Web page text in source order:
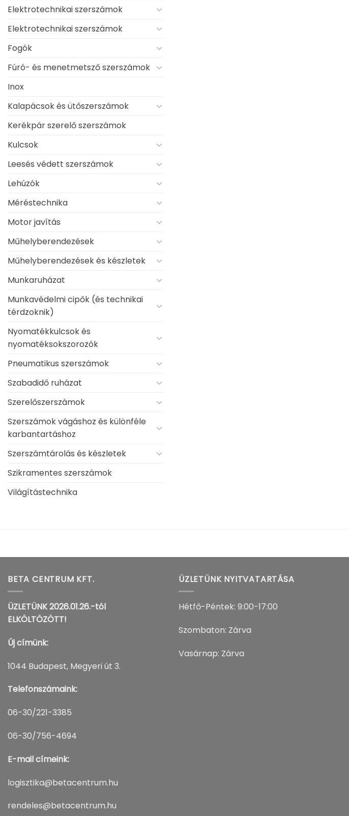
Elektrotechnikai szerszámok
Elektrotechnikai szerszámok
Fogók
Fúró- és menetmetsző szerszámok
Inox
Kalapácsok és ütőszerszámok
Kerékpár szerelő szerszámok
Kulcsok
Leesés védett szerszámok
Lehúzók
Méréstechnika
Motor javítás
Műhelyberendezések
Műhelyberendezések és készletek
Munkaruházat
Munkavédelmi cipők (és technikai
térdzoknik)
Nyomatékkulcsok és
nyomatéksokszorozók
Pneumatikus szerszámok
Szabadidő ruházat
Szerelőszerszámok
Szerszámok vágáshoz és különféle
karbantartáshoz
Szerszámtárolás és készletek
Szikramentes szerszámok
Világítástechnika
BETA CENTRUM KFT.
ÜZLETÜNK 2026.01.26.-tól
ELKÖLTÖZÖTT!
Új címünk:
1044 Budapest, Megyeri út 3.
Telefonszámaink:
06-30/221-3385
06-30/756-4694
E-mail címeink:
logisztika@betacentrum.hu
rendeles@betacentrum.hu
ÜZLETÜNK NYITVATARTÁSA
Hétfő-Péntek: 9:00-17:00
Szombaton: Zárva
Vasárnap: Zárva